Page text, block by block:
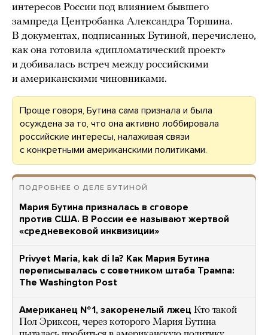
интересов России под влиянием бывшего
зампреда Центробанка Александра Торшина.
В документах, подписанных Бутиной, перечислено,
как она готовила «дипломатический проект»
и добивалась встреч между российскими
и американскими чиновниками.
Проще говоря, Бутина сама признала и была
осуждена за то, что она активно лоббировала
российские интересы, налаживая связи
с конкретными американскими политиками.
ПОДРОБНЕЕ О ДЕЛЕ БУТИНОЙ
Мария Бутина призналась в сговоре
против США. В России ее называют жертвой
«средневековой инквизиции»
Privyet Maria, kak di la? Как Мария Бутина
переписывалась с советником штаба Трампа:
The Washington Post
Американец № 1, закоренелый лжец Кто такой
Пол Эриксон, через которого Мария Бутина